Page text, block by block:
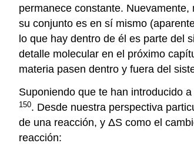
permanece constante.
su conjunto es en sí mismo
lo que hay dentro de él es parte del
detalle molecular en el próximo
materia pasen dentro y fuera del
Suponiendo que te han introducido
150. Desde nuestra perspectiva
de una reacción, y ΔS como el
reacción: